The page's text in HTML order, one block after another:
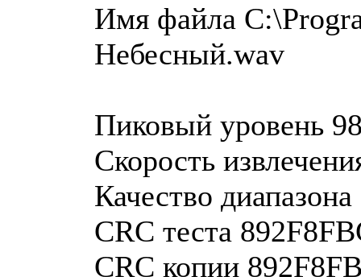
Имя файла
Небесный.wav
Пиковый уровень
Скорость
Качество
CRC теста
CRC копии